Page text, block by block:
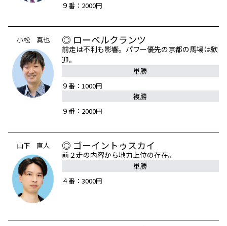
９番：2000円
小松 真也 ◎ ローベルクランツ
前走は不利も影響。パワー優先の京都の馬場は歓
迎。
単勝
９番：1000円
複勝
９番：2000円
山下 直人 ◎ ゴーイントゥスカイ
前２走の内容から地力上位の存在。
単勝
４番：3000円